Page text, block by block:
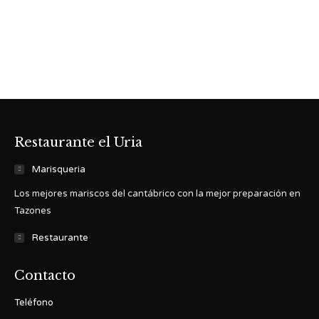
Restaurante el Uria
Marisqueria
Los mejores mariscos del cantábrico con la mejor preparación en
Tazones
Restaurante
Contacto
Teléfono